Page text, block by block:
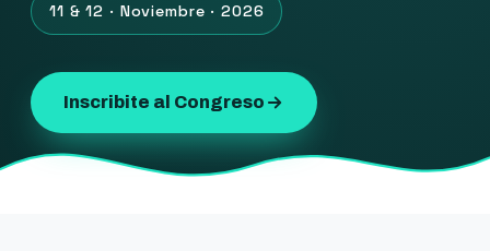
11 & 12 · Noviembre · 2026
Inscribite al Congreso